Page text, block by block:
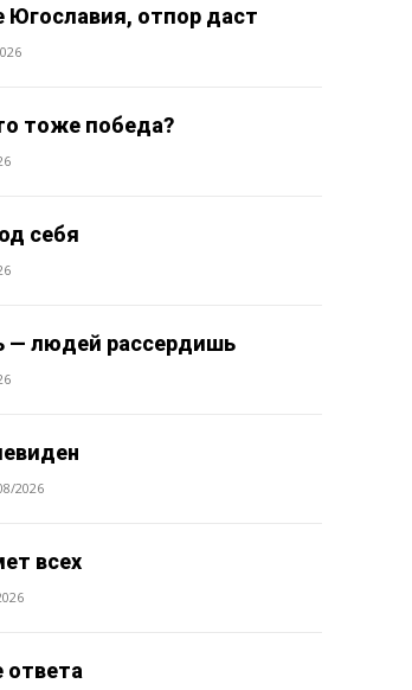
Югославия, отпор даст
тоже победа?
себя
— людей рассердишь
2026
всех